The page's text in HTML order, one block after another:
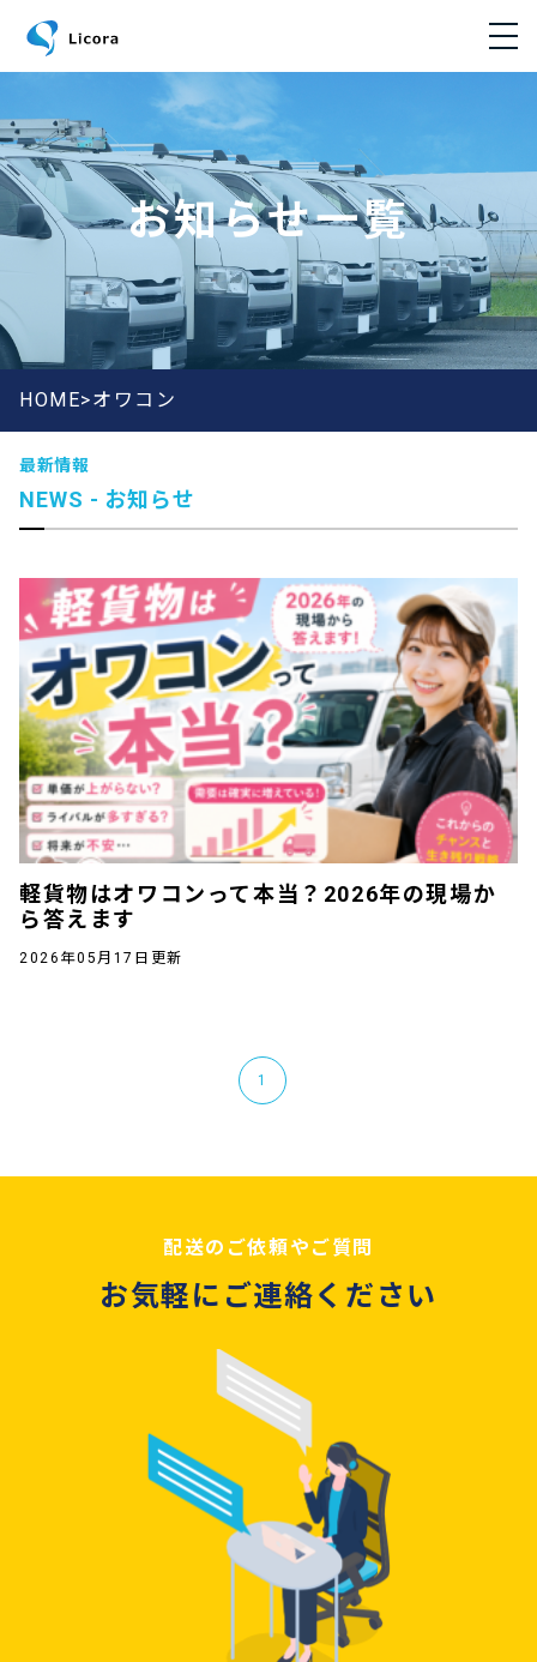
サービス
会社概要
お知らせ
お問い合わせ
採用情報
お知らせ一覧
HOME>オワコン
最新情報
NEWS - お知らせ
軽貨物はオワコンって本当？2026年の現場か
ら答えます
2026年05月17日更新
1
配送のご依頼やご質問
お気軽にご連絡ください